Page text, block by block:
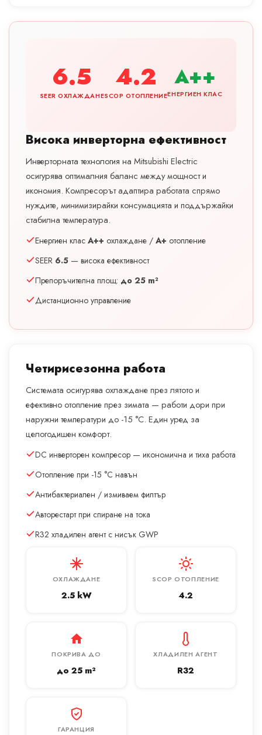
6.5
SEER ОХЛАЖДАНЕ
4.2
SCOP ОТОПЛЕНИЕ
A++
ЕНЕРГИЕН КЛАС
Висока инверторна ефективност
Инверторната технология на Mitsubishi Electric
осигурява оптималния баланс между мощност и
икономия. Компресорът адаптира работата спрямо
нуждите, минимизирайки консумацията и поддържайки
стабилна температура.
Енергиен клас A++ охлаждане / A+ отопление
SEER 6.5 — висока ефективност
Препоръчителна площ: до 25 m²
Дистанционно управление
Четирисезонна работа
Системата осигурява охлаждане през лятото и
ефективно отопление през зимата — работи дори при
наружни температури до -15 °C. Един уред за
целогодишен комфорт.
DC инверторен компресор — икономична и тиха работа
Отопление при -15 °C навън
Антибактериален / измиваем филтър
Авторестарт при спиране на тока
R32 хладилен агент с нисък GWP
ОХЛАЖДАНЕ
2.5 kW
SCOP ОТОПЛЕНИЕ
4.2
ПОКРИВА ДО
до 25 m²
ХЛАДИЛЕН АГЕНТ
R32
ГАРАНЦИЯ